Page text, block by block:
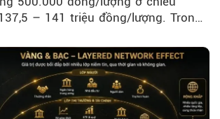
– 141 triệu đồng/lượng. Trong
4.000 USD/ounce.